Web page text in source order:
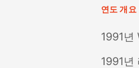
연도 개요
1991년
1991년